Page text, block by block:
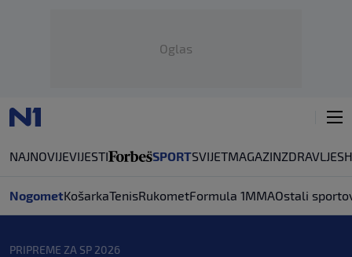
Oglas
NAJNOVIJEVIJESTI SPORTSVIJETMAGAZINZDRAVLJE
NogometKošarkaTenisRukometFormula 1MMAOstali
PRIPREME ZA SP 2026